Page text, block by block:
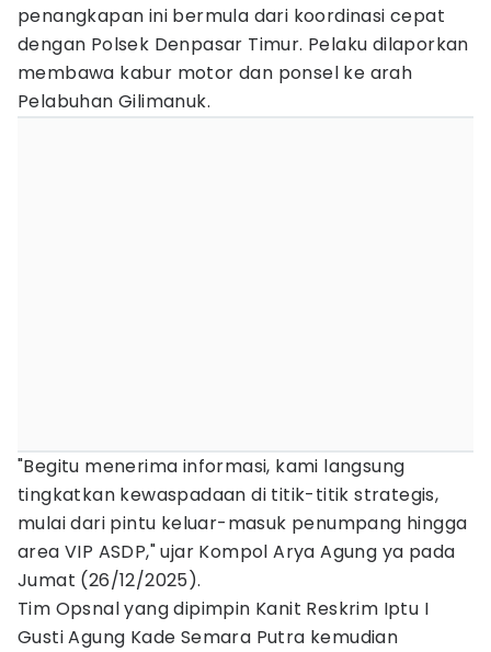
penangkapan ini bermula dari koordinasi cepat
dengan Polsek Denpasar Timur. Pelaku dilaporkan
membawa kabur motor dan ponsel ke arah
Pelabuhan Gilimanuk.
"Begitu menerima informasi, kami langsung
tingkatkan kewaspadaan di titik-titik strategis,
mulai dari pintu keluar-masuk penumpang hingga
area VIP ASDP," ujar Kompol Arya Agung ya pada
Jumat (26/12/2025).
Tim Opsnal yang dipimpin Kanit Reskrim Iptu I
Gusti Agung Kade Semara Putra kemudian